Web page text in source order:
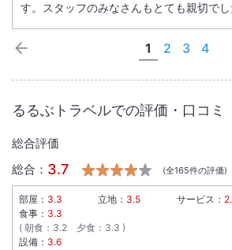
す。スタッフのみなさんもとても親切でし
1 2 3 4
るるぶトラベルでの評価・口コミ
総合評価
総合： 3.7 (全165件の評価)
部屋： 3.3 立地： 3.5 サービス：
食事： 3.3
朝食 ： 3.2 夕食 ： 3.3
設備： 3.6